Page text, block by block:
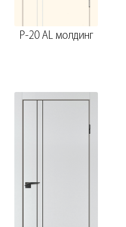
P-20 AL молдинг